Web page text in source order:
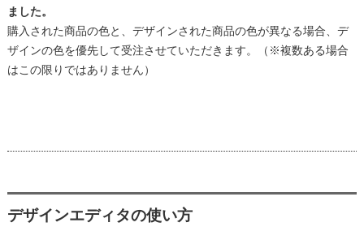
ました。
購入された商品の色と、デザインされた商品の色が異なる場合、デ
ザインの色を優先して受注させていただきます。（※複数ある場合
はこの限りではありません）
デザインエディタの使い方